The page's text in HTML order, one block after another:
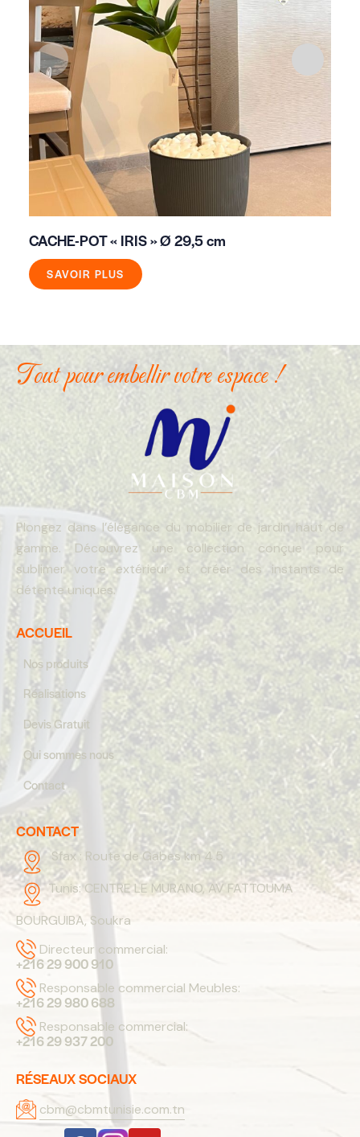
CACHE-POT « IRIS » Ø 29,5 cm
SAVOIR PLUS
Tout pour embellir votre espace !
Plongez dans l’élégance du mobilier de jardin haut de
gamme. Découvrez une collection conçue pour
sublimer votre extérieur et créer des instants de
détente uniques.
ACCUEIL
Nos produits
Réalisations
Devis Gratuit
Qui sommes nous
Contact
CONTACT
Sfax : Route de Gabes km 4.5
Tunis:CENTRE LE MURANO, AV FATTOUMA
BOURGUIBA, Soukra
Directeur commercial:
+216 29 900 910
Responsable commercial Meubles:
+216 29 980 688
Responsable commercial:
+216 29 937 200
RÉSEAUX SOCIAUX
cbm@cbmtunisie.com.tn